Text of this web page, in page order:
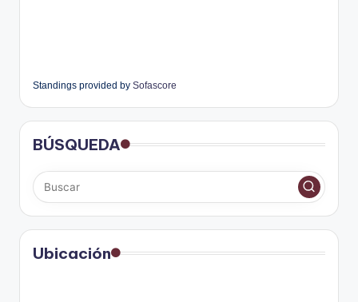
Standings provided by Sofascore
BÚSQUEDA
Ubicación